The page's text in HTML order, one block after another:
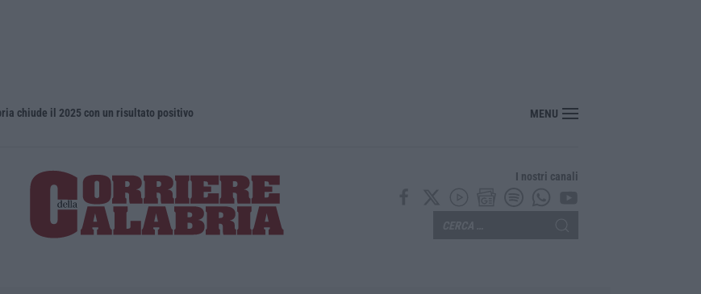
chiude il 2025 con un risultato positivo Droga e quasi 20 mila euro nascosti in casa, un arresto a Belvedere Marittimo
MENU
I nostri canali